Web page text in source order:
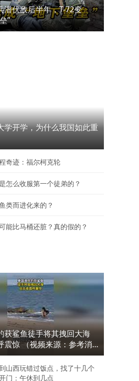
采：60年代全军大比武现场
潜伏敌后半年，T-72变
”
学开学，为什么我国如此重
奇迹：福尔柯克轮
怎么收服第一个徒弟的？
类而进化来的？
能比马桶还脏？真的假的？
获鲨鱼徒手将其拽回大海
震惊 （视频来源：参考消
山西玩错过饭点，找了十几个
门：午休到几点